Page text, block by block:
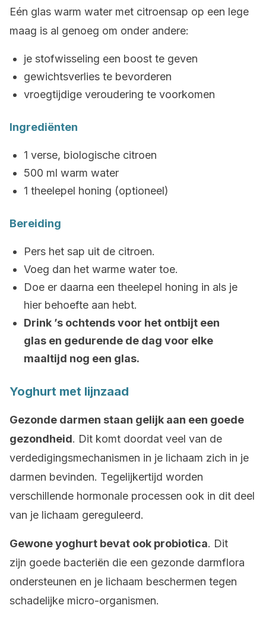
Eén glas warm water met citroensap op een lege
maag is al genoeg om onder andere:
je stofwisseling een boost te geven
gewichtsverlies te bevorderen
vroegtijdige veroudering te voorkomen
Ingrediënten
1 verse, biologische citroen
500 ml warm water
1 theelepel honing (optioneel)
Bereiding
Pers het sap uit de citroen.
Voeg dan het warme water toe.
Doe er daarna een theelepel honing in als je
hier behoefte aan hebt.
Drink ’s ochtends voor het ontbijt een
glas en gedurende de dag voor elke
maaltijd nog een glas.
Yoghurt met lijnzaad
Gezonde darmen staan gelijk aan een goede
gezondheid. Dit komt doordat veel van de
verdedigingsmechanismen in je lichaam zich in je
darmen bevinden. Tegelijkertijd worden
verschillende hormonale processen ook in dit deel
van je lichaam gereguleerd.
Gewone yoghurt bevat ook probiotica. Dit
zijn goede bacteriën die een gezonde darmflora
ondersteunen en je lichaam beschermen tegen
schadelijke micro-organismen.